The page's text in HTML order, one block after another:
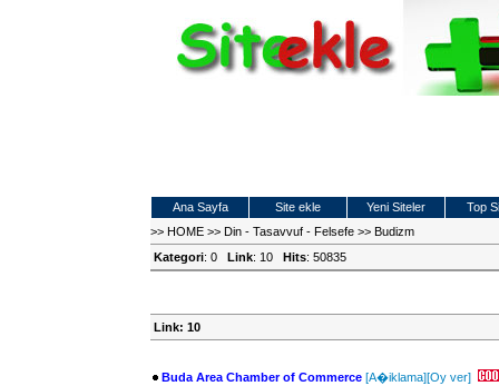
Ana Sayfa Site ekle Yeni Siteler
Top
>> HOME >> Din - Tasavvuf - Felsefe >> Budizm
Kategori: 0 Link: 10 Hits: 50835
Link: 10
Buda Area Chamber of Commerce [A�iklama][Oy ver]